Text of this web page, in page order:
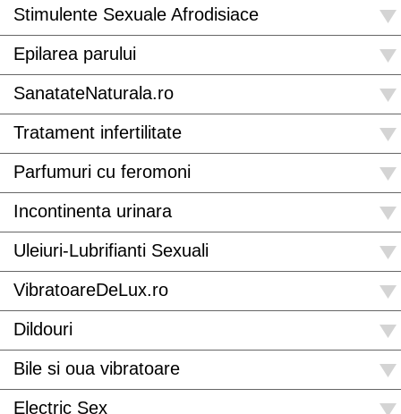
Stimulente Sexuale Afrodisiace
Epilarea parului
SanatateNaturala.ro
Tratament infertilitate
Parfumuri cu feromoni
Incontinenta urinara
Uleiuri-Lubrifianti Sexuali
VibratoareDeLux.ro
Dildouri
Bile si oua vibratoare
Electric Sex